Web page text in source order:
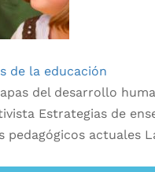
de la educación
del desarrollo
Estrategias de
pedagógicos actuales